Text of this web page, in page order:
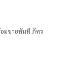
มขายทันที ภัทร